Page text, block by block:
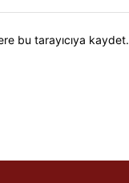
bu tarayıcıya kaydet.